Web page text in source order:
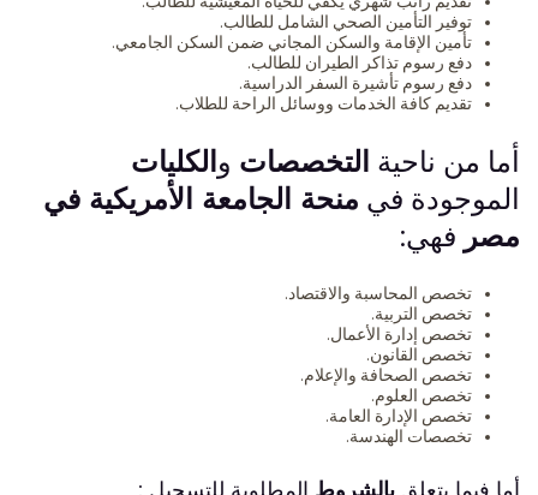
توفير التأمين الصحي الشامل للطالب.
تأمين الإقامة والسكن المجاني ضمن السكن الجامعي.
دفع رسوم تذاكر الطيران للطالب.
دفع رسوم تأشيرة السفر الدراسية.
تقديم كافة الخدمات ووسائل الراحة للطلاب.
أما من ناحية التخصصات و الكليات
الموجودة في منحة الجامعة الأمريكية في
مصر فهي:
تخصص المحاسبة والاقتصاد.
تخصص التربية.
تخصص إدارة الأعمال.
تخصص القانون.
تخصص الصحافة والإعلام.
تخصص العلوم.
تخصص الإدارة العامة.
تخصصات الهندسة.
أما فيما يتعلقبالشروط المطلوبة للتسجيل :